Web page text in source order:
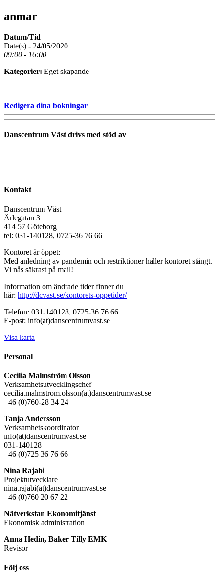
anmar
Datum/Tid
Date(s) - 24/05/2020
09:00 - 16:00
Kategorier: Eget skapande
Redigera dina bokningar
Danscentrum Väst drivs med stöd av
Kontakt
Danscentrum Väst
Ärlegatan 3
414 57 Göteborg
tel: 031-140128, 0725-36 76 66
Kontoret är öppet:
Med anledning av pandemin och restriktioner håller kontoret stängt.
Vi nås säkrast på mail!
Information om ändrade tider finner du
här: http://dcvast.se/kontorets-oppetider/
Telefon: 031-140128, 0725-36 76 66
E-post: info(at)danscentrumvast.se
Visa karta
Personal
Cecilia Malmström Olsson
Verksamhetsutvecklingschef
cecilia.malmstrom.olsson(at)danscentrumvast.se
+46 (0)760-28 34 24
Tanja Andersson
Verksamhetskoordinator
info(at)danscentrumvast.se
031-140128
+46 (0)725 36 76 66
Nina Rajabi
Projektutvecklare
nina.rajabi(at)danscentrumvast.se
+46 (0)760 20 67 22
Nätverkstan Ekonomitjänst
Ekonomisk administration
Anna Hedin, Baker Tilly EMK
Revisor
Följ oss